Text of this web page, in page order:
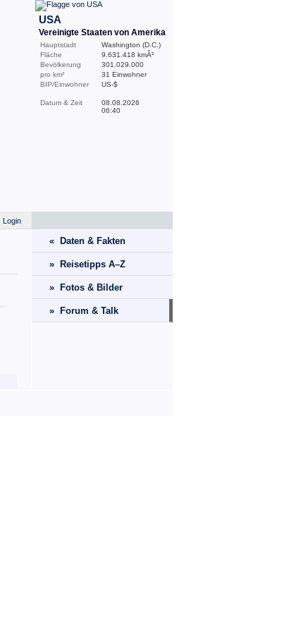
USA
Vereinigte Staaten von Amerika
Hauptstadt
Washington (D.C.)
Fläche
9.631.418 kmÂ²
Bevölkerung
301.029.000
pro km²
31 Einwohner
BIP/Einwohner
US-$
Datum & Zeit
08.08.2026
06:40
Login
« Daten & Fakten
» Reisetipps A–Z
» Fotos & Bilder
» Forum & Talk